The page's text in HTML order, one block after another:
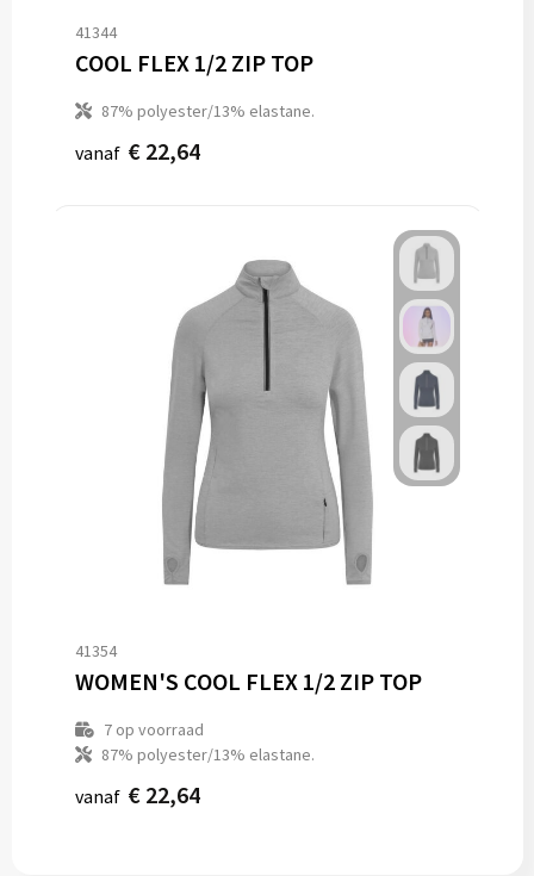
41344
COOL FLEX 1/2 ZIP TOP
87% polyester/13% elastane.
vanaf € 22,64
41354
WOMEN'S COOL FLEX 1/2 ZIP TOP
7op voorraad
87% polyester/13% elastane.
vanaf € 22,64